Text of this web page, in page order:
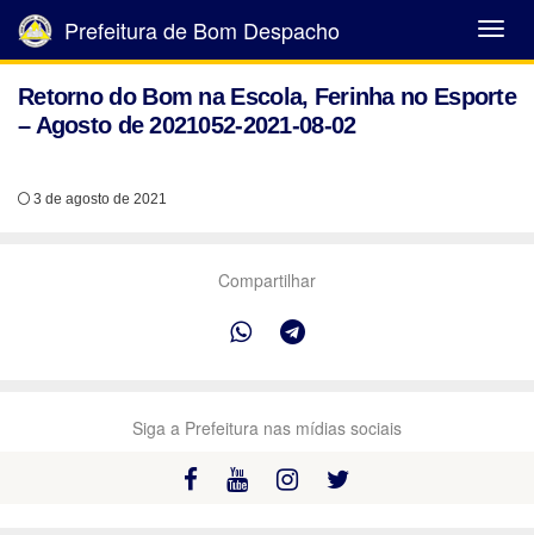
Abrir
Menu
Prefeitura de Bom Despacho
Retorno do Bom na Escola, Ferinha no Esporte
– Agosto de 2021052-2021-08-02
3 de agosto de 2021
Compartilhar
Siga a Prefeitura nas mídias sociais